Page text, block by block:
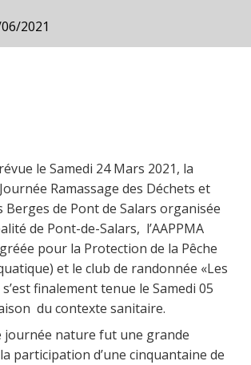
2021
le Samedi 24 Mars 2021, la
Ramassage des Déchets et
Berges de Pont de Salars organisée
de Pont-de-Salars, l’AAPPMA
pour la Protection de la Pêche
et le club de randonnée «Les
finalement tenue le Samedi 05
du contexte sanitaire.
journée nature fut une grande
participation d’une cinquantaine de